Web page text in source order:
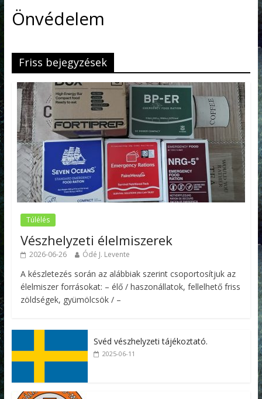
Önvédelem
Friss bejegyzések
Túlélés
Vészhelyzeti élelmiszerek
2026-06-26 Ódé J. Levente
A készletezés során az alábbiak szerint csoportosítjuk az
élelmiszer forrásokat: – élő / haszonállatok, fellelhető friss
zöldségek, gyümölcsök / –
Svéd vészhelyzeti tájékoztató.
2025-06-11